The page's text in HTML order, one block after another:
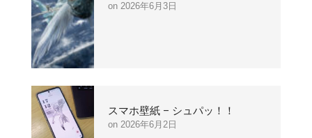
2026年6月3日
スマホ壁紙 – シュパッ！！
2026年6月2日